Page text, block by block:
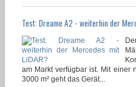
Test: Dreame A2 - weiterhin der
am Markt verfügbar ist. Mit einer
3000 m² geht das Gerät...